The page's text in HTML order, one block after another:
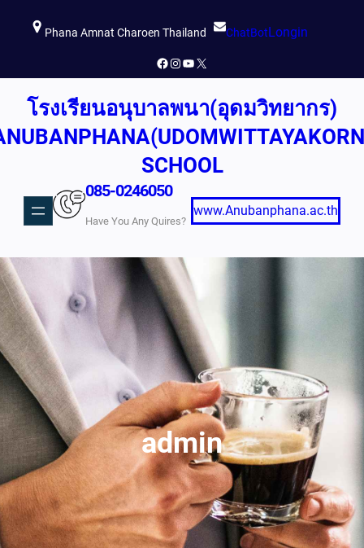
เนื้อหา
Phana Amnat Charoen Thailand ChatBotLongin
Facebook
Instagram
YouTube
X
โรงเรียนอนุบาลพนา(อุดมวิทยากร)
SCHOOL
085-0246050
Have You Any Quires?
www.Anubanphana.ac.th
admin